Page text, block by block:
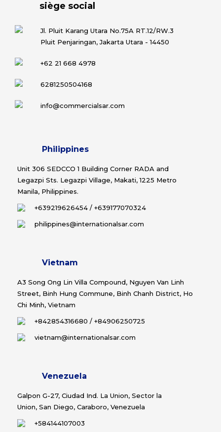
siège social
Jl. Pluit Karang Utara No.75A RT.12/RW.3
Pluit Penjaringan, Jakarta Utara - 14450
+62 21 668 4978
6281250504168
info@commercialsar.com
Philippines
Unit 306 SEDCCO 1 Building Corner RADA and
Legazpi Sts. Legazpi Village, Makati, 1225 Metro
Manila, Philippines.
+639219626454 / +639177070324
philippines@internationalsar.com
Vietnam
A3 Song Ong Lin Villa Compound, Nguyen Van Linh
Street, Binh Hung Commune, Binh Chanh District, Ho
Chi Minh, Vietnam
+842854316680 / +84906250725
vietnam@internationalsar.com
Venezuela
Galpon G-27, Ciudad Ind. La Union, Sector la
Union, San Diego, Caraboro, Venezuela
+584144107003